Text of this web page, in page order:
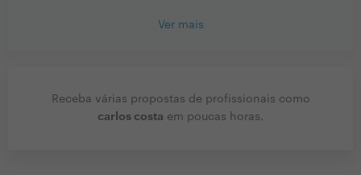
Ver mais
Receba várias propostas de profissionais como
carlos costa em poucas horas.